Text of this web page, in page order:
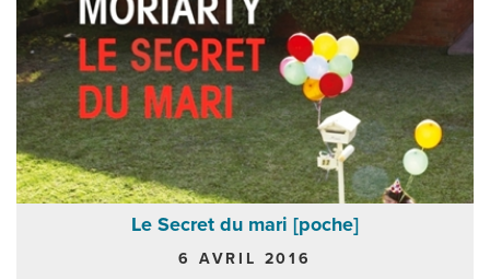
Le Secret du mari [poche]
6 AVRIL 2016